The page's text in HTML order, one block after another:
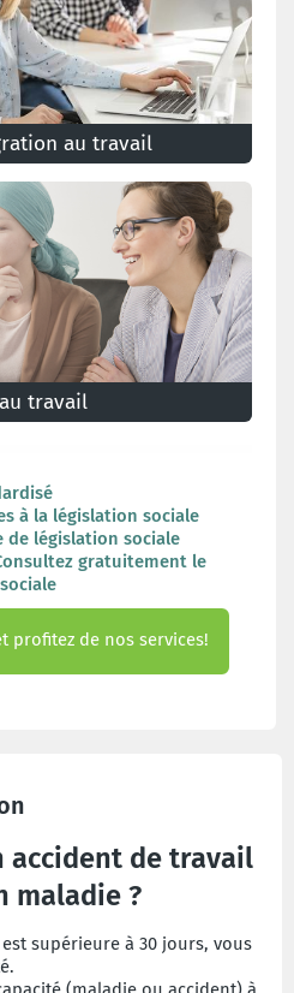
au travail
savoir sur le processus
entreprise
travail
s'applique à tout
à la législation sociale
de législation sociale
gratuitement le
profitez de nos services!
accident de travail
maladie ?
supérieure à 30 jours, vous